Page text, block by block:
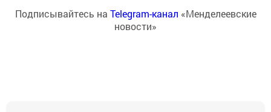
Подписывайтесь на Telegram-канал «Менделеевские
новости»